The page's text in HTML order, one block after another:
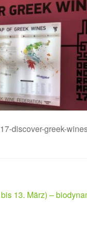
discover-greek-
13. März) –